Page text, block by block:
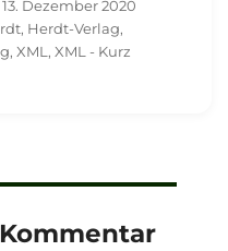
Veröffentlicht
am
13. Dezember 2020
, Herdt-Verlag,
,XML,XML - Kurz